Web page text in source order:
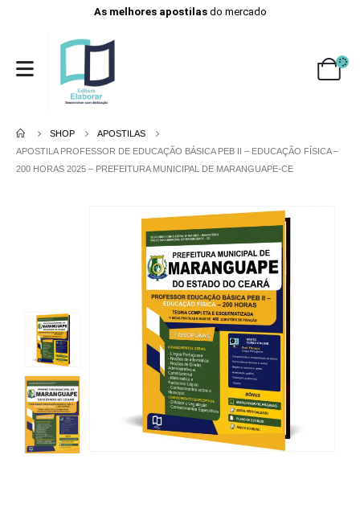
As melhores apostilasdo mercado
SHOP
APOSTILAS
APOSTILA PROFESSOR DE EDUCAÇÃO BÁSICA PEB II – EDUCAÇÃO FÍSICA –
200 HORAS 2025 – PREFEITURA MUNICIPAL DE MARANGUAPE-CE